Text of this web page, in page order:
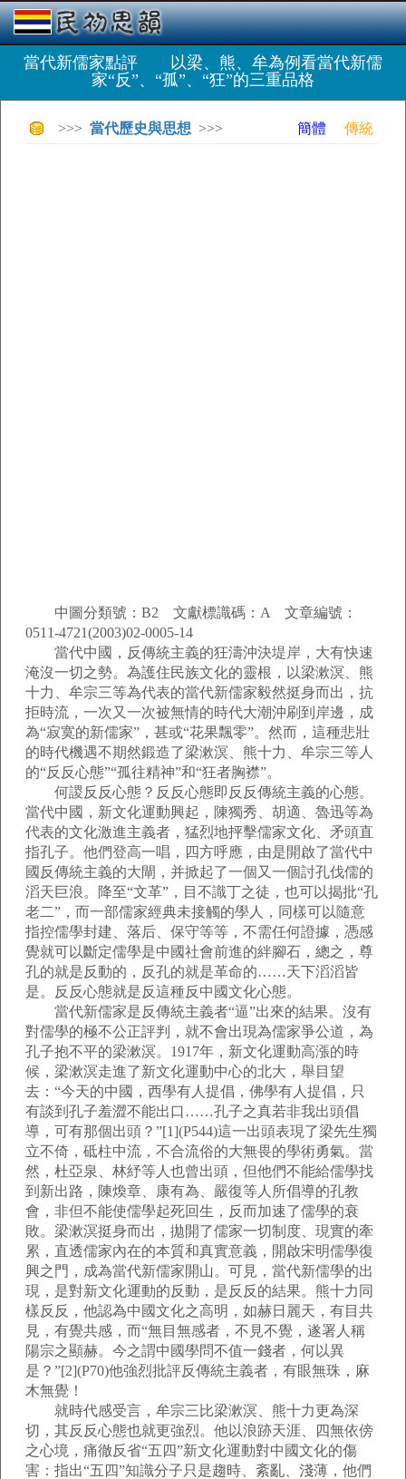
當代新儒家點評 以梁、熊、牟為例看當代新儒
家“反”、“孤”、“狂”的三重品格
>>> 當代歷史與思想 >>> 簡體 傳統
中圖分類號：B2 文獻標識碼：A 文章編號：
0511-4721(2003)02-0005-14
當代中國，反傳統主義的狂濤沖決堤岸，大有快速
淹沒一切之勢。為護住民族文化的靈根，以梁漱溟、熊
十力、牟宗三等為代表的當代新儒家毅然挺身而出，抗
拒時流，一次又一次被無情的時代大潮沖刷到岸邊，成
為“寂寞的新儒家”，甚或“花果飄零”。然而，這種悲壯
的時代機遇不期然鍛造了梁漱溟、熊十力、牟宗三等人
的“反反心態”“孤往精神”和“狂者胸襟”。
何謖反反心態？反反心態即反反傳統主義的心態。
當代中國，新文化運動興起，陳獨秀、胡適、魯迅等為
代表的文化激進主義者，猛烈地抨擊儒家文化、矛頭直
指孔子。他們登高一唱，四方呼應，由是開啟了當代中
國反傳統主義的大閘，并掀起了一個又一個討孔伐儒的
滔天巨浪。降至“文革”，目不識丁之徒，也可以揭批“孔
老二”，而一部儒家經典未接觸的學人，同樣可以隨意
指控儒學封建、落后、保守等等，不需任何證據，憑感
覺就可以斷定儒學是中國社會前進的絆腳石，總之，尊
孔的就是反動的，反孔的就是革命的……天下滔滔皆
是。反反心態就是反這種反中國文化心態。
當代新儒家是反傳統主義者“逼”出來的結果。沒有
對儒學的極不公正評判，就不會出現為儒家爭公道，為
孔子抱不平的梁漱溟。1917年，新文化運動高漲的時
候，梁漱溟走進了新文化運動中心的北大，舉目望
去：“今天的中國，西學有人提倡，佛學有人提倡，只
有談到孔子羞澀不能出口……孔子之真若非我出頭倡
導，可有那個出頭？”[1](P544)這一出頭表現了梁先生獨
立不倚，砥柱中流，不合流俗的大無畏的學術勇氣。當
然，杜亞泉、林紓等人也曾出頭，但他們不能給儒學找
到新出路，陳煥章、康有為、嚴復等人所倡導的孔教
會，非但不能使儒學起死回生，反而加速了儒學的衰
敗。梁漱溟挺身而出，拋開了儒家一切制度、現實的牽
累，直透儒家內在的本質和真實意義，開啟宋明儒學復
興之門，成為當代新儒家開山。可見，當代新儒學的出
現，是對新文化運動的反動，是反反的結果。熊十力同
樣反反，他認為中國文化之高明，如赫日麗天，有目共
見，有覺共感，而“無目無感者，不見不覺，遂署人稱
陽宗之顯赫。今之謂中國學問不值一錢者，何以異
是？”[2](P70)他強烈批評反傳統主義者，有眼無珠，麻
木無覺！
就時代感受言，牟宗三比梁漱溟、熊十力更為深
切，其反反心態也就更強烈。他以浪跡天涯、四無依傍
之心境，痛徹反省“五四”新文化運動對中國文化的傷
害：指出“五四”知識分子只是趨時、紊亂、淺薄，他們